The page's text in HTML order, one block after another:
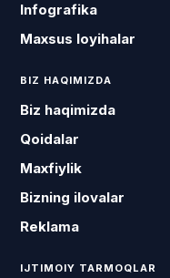
Infografika
Maxsus loyihalar
BIZ HAQIMIZDA
Biz haqimizda
Qoidalar
Maxfiylik
Bizning ilovalar
Reklama
IJTIMOIY TARMOQLAR